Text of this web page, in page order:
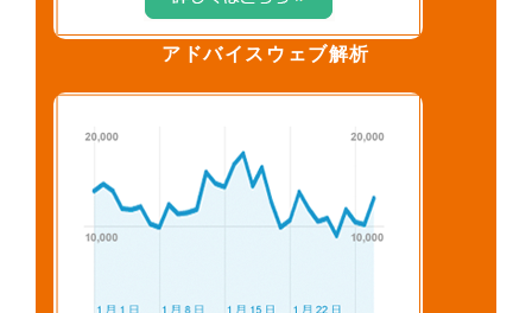
アドバイスウェブ解析